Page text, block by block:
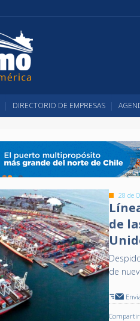
DIRECTORIO DE EMPRESAS
28 de
de
de
Compartir